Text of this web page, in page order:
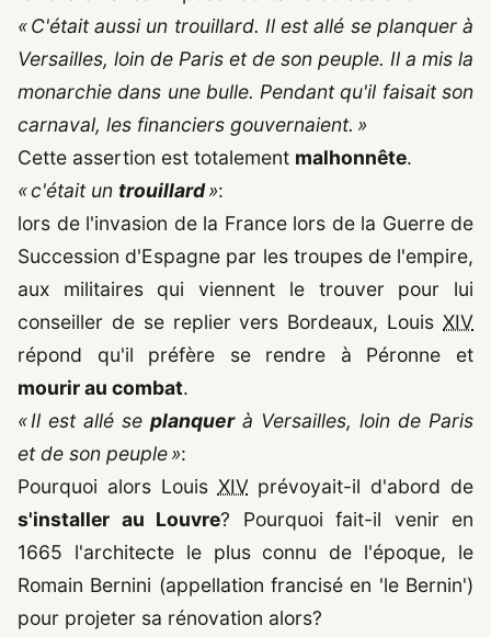
« C'était aussi un trouillard. Il est allé se planquer à
Versailles, loin de Paris et de son peuple. Il a mis la
monarchie dans une bulle. Pendant qu'il faisait son
carnaval, les financiers gouvernaient. »
Cette assertion est totalement malhonnête.
« c'était un trouillard»:
lors de l'invasion de la France lors de la Guerre de
Succession d'Espagne par les troupes de l'empire,
aux militaires qui viennent le trouver pour lui
conseiller de se replier vers Bordeaux, Louis XIV
répond qu'il préfère se rendre à Péronne et
mourir au combat.
« Il est allé se planquerà Versailles, loin de Paris
et de son peuple »:
Pourquoi alors Louis XIVprévoyait-il d'abord de
s'installer au Louvre? Pourquoi fait-il venir en
1665 l'architecte le plus connu de l'époque, le
Romain Bernini (appellation francisé en 'le Bernin')
pour projeter sa rénovation alors?